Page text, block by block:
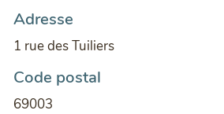
Adresse
1 rue des Tuiliers
Code postal
69003